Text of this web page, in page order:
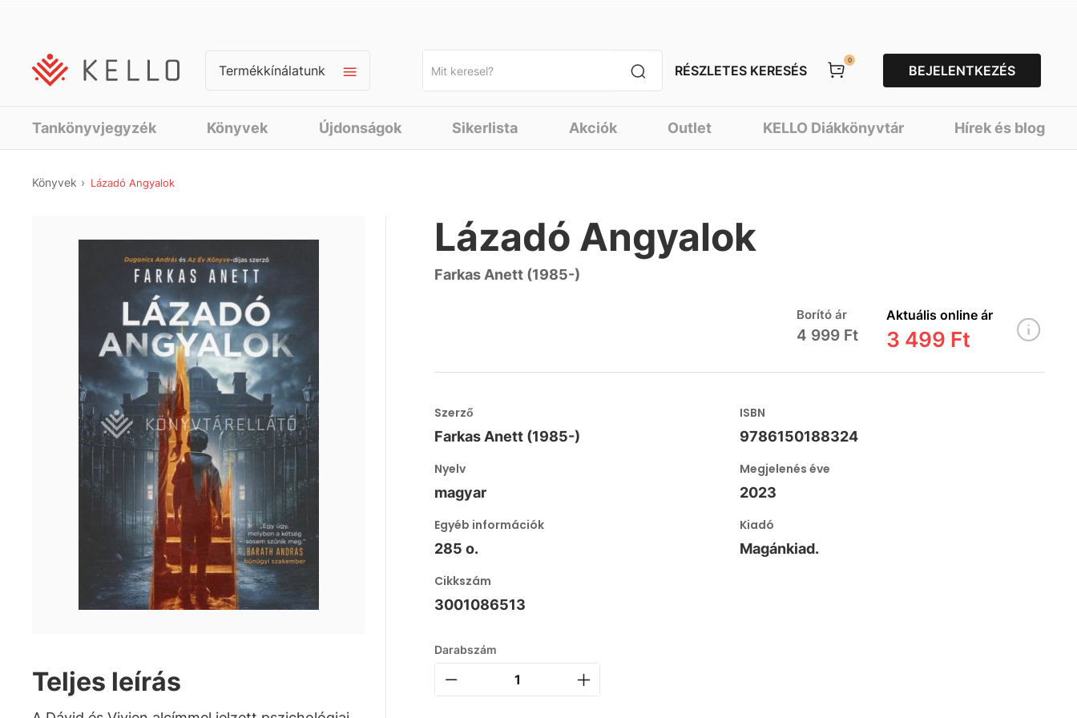
Termékkínálatunk RÉSZLETES KERESÉS
0
BEJELENTKEZÉS
Tankönyvjegyzék Könyvek Újdonságok Sikerlista Akciók Outlet KELLO Diákkönyvtár Hírek és blog
Könyvek Lázadó Angyalok
Teljes leírás
Lázadó Angyalok
Farkas Anett (1985-)
Borító ár
4 999 Ft
Aktuális online ár
3 499 Ft
Szerző
Farkas Anett (1985-)
ISBN
9786150188324
Nyelv
magyar
Megjelenés éve
2023
Egyéb információk
285 o.
Kiadó
Magánkiad.
Cikkszám
3001086513
Darabszám